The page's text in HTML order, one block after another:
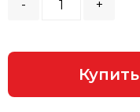
- +
Купить